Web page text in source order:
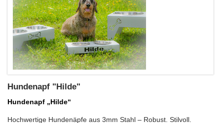
Hundenapf "Hilde"
Hundenapf „Hilde“
Hochwertige Hundenäpfe aus 3mm Stahl – Robust. Stilvoll.